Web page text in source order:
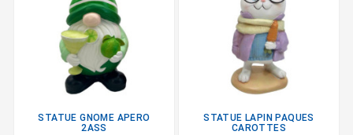
STATUE GNOME APERO
2ASS
STATUE LAPIN PAQUES
CAROTTES